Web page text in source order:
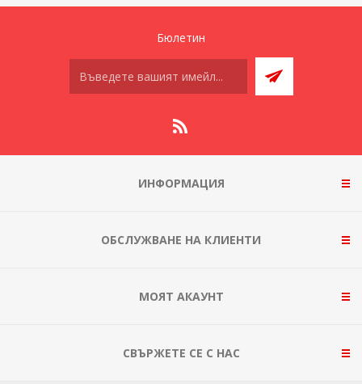
Бюлетин
ИНФОРМАЦИЯ
ОБСЛУЖВАНЕ НА КЛИЕНТИ
МОЯТ АКАУНТ
СВЪРЖЕТЕ СЕ С НАС